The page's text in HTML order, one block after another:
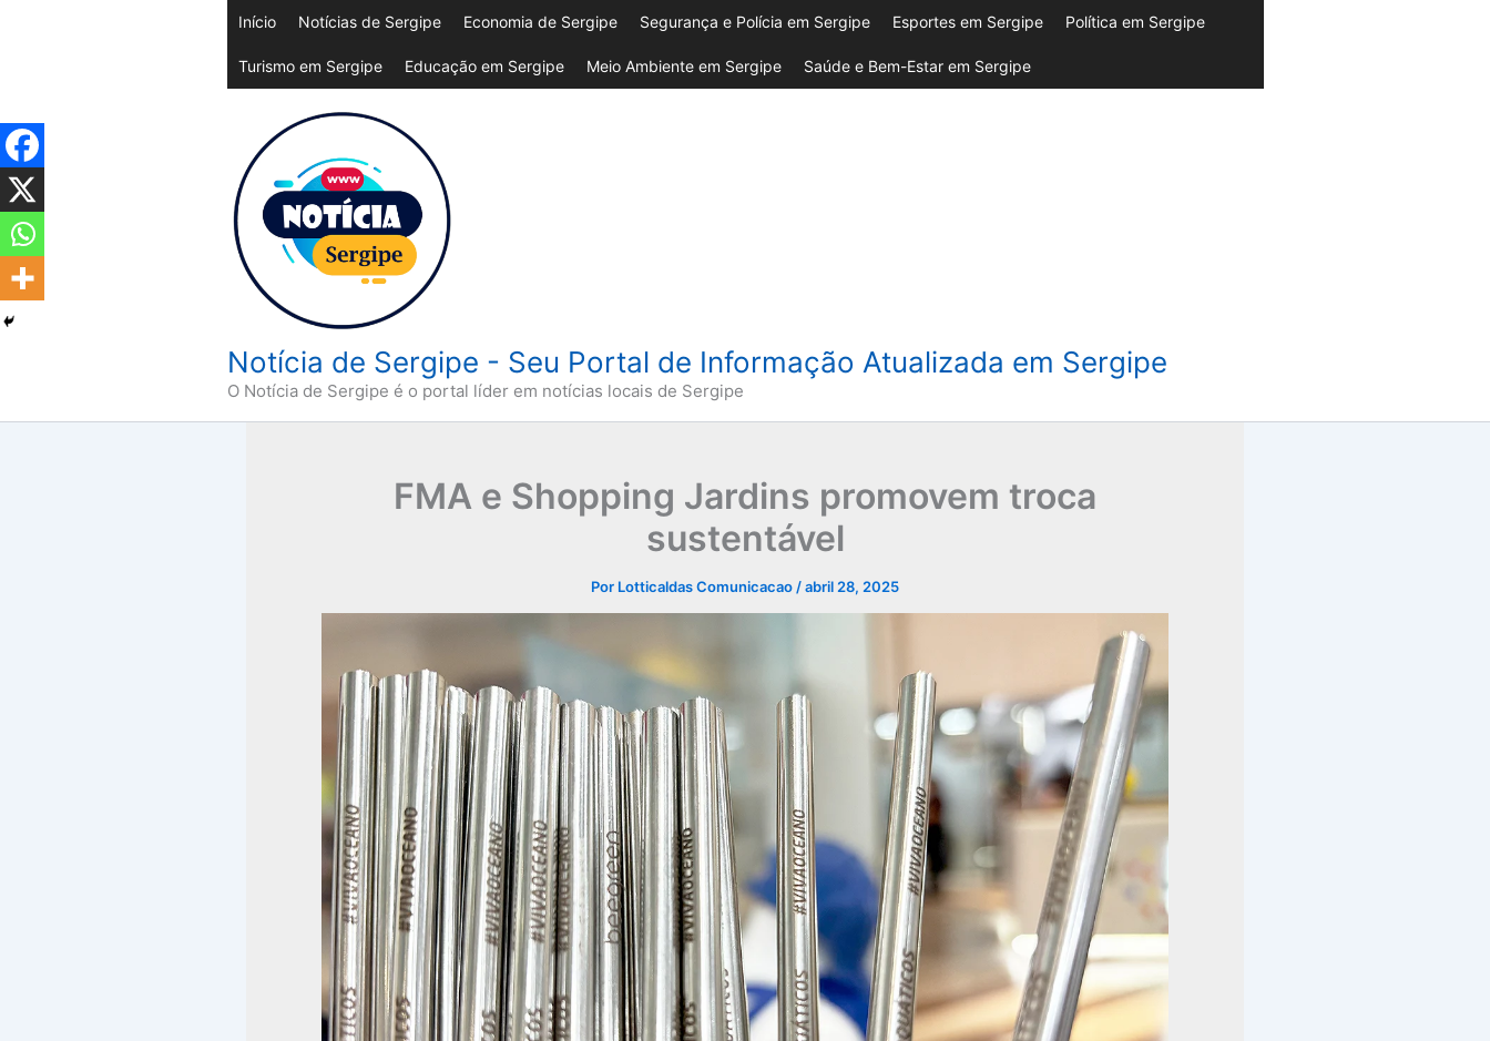
Início Notícias de Sergipe Economia de Sergipe Segurança e Polícia em Sergipe Esportes em Sergipe Política em Sergipe
Turismo em Sergipe Educação em Sergipe Meio Ambiente em Sergipe Saúde e Bem-Estar em Sergipe
Notícia de Sergipe - Seu Portal de Informação Atualizada em Sergipe
O Notícia de Sergipe é o portal líder em notícias locais de Sergipe
FMA e Shopping Jardins promovem troca
sustentável
Por Lotticaldas Comunicacao /abril 28, 2025